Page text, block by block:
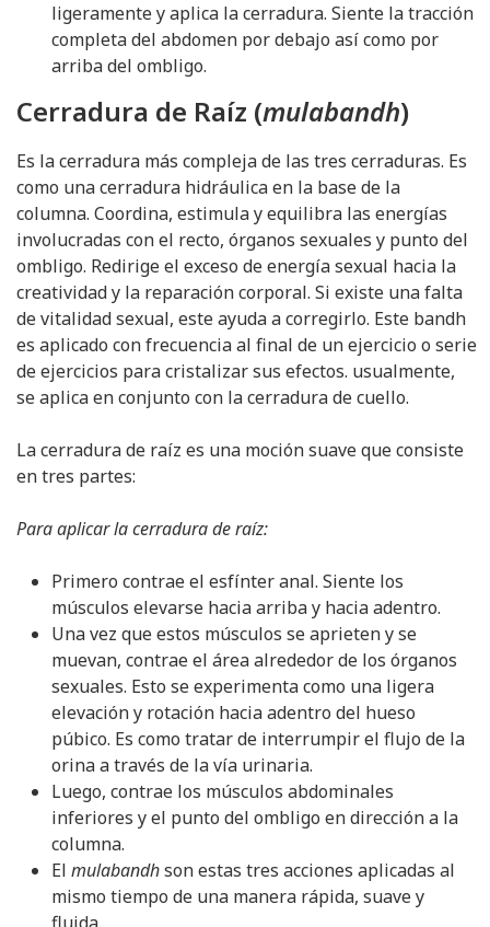
ligeramente y aplica la cerradura. Siente la tracción
completa del abdomen por debajo así como por
arriba del ombligo.
Cerradura de Raíz (mulabandh)
Es la cerradura más compleja de las tres cerraduras. Es
como una cerradura hidráulica en la base de la
columna. Coordina, estimula y equilibra las energías
involucradas con el recto, órganos sexuales y punto del
ombligo. Redirige el exceso de energía sexual hacia la
creatividad y la reparación corporal. Si existe una falta
de vitalidad sexual, este ayuda a corregirlo. Este bandh
es aplicado con frecuencia al final de un ejercicio o serie
de ejercicios para cristalizar sus efectos. usualmente,
se aplica en conjunto con la cerradura de cuello.
La cerradura de raíz es una moción suave que consiste
en tres partes:
Para aplicar la cerradura de raíz:
Primero contrae el esfínter anal. Siente los
músculos elevarse hacia arriba y hacia adentro.
Una vez que estos músculos se aprieten y se
muevan, contrae el área alrededor de los órganos
sexuales. Esto se experimenta como una ligera
elevación y rotación hacia adentro del hueso
púbico. Es como tratar de interrumpir el flujo de la
orina a través de la vía urinaria.
Luego, contrae los músculos abdominales
inferiores y el punto del ombligo en dirección a la
columna.
El mulabandhson estas tres acciones aplicadas al
mismo tiempo de una manera rápida, suave y